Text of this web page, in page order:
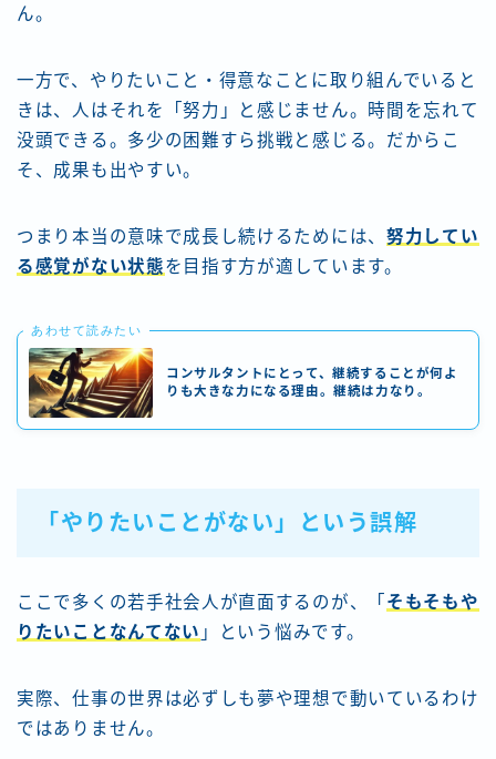
ん。
一方で、やりたいこと・得意なことに取り組んでいると
きは、人はそれを「努力」と感じません。時間を忘れて
没頭できる。多少の困難すら挑戦と感じる。だからこ
そ、成果も出やすい。
つまり本当の意味で成長し続けるためには、 努力してい
る感覚がない状態を目指す方が適しています。
あわせて読みたい
コンサルタントにとって、継続することが何よ
りも大きな力になる理由。継続は力なり。
「やりたいことがない」という誤解
ここで多くの若手社会人が直面するのが、「 そもそもや
りたいことなんてない 」という悩みです。
実際、仕事の世界は必ずしも夢や理想で動いているわけ
ではありません。